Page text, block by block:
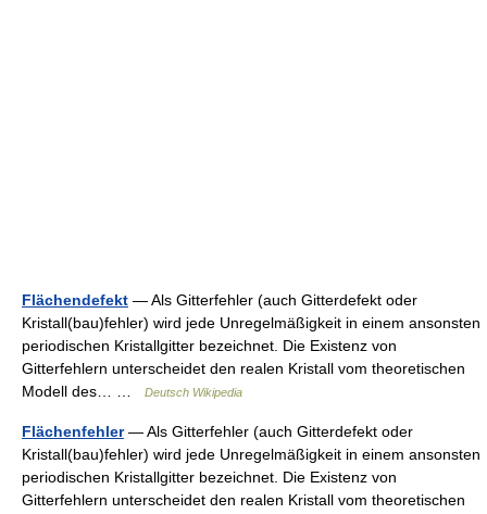
Flächendefekt — Als Gitterfehler (auch Gitterdefekt oder
Kristall(bau)fehler) wird jede Unregelmäßigkeit in einem ansonsten
periodischen Kristallgitter bezeichnet. Die Existenz von
Gitterfehlern unterscheidet den realen Kristall vom theoretischen
Modell des… …
Deutsch Wikipedia
Flächenfehler— Als Gitterfehler (auch Gitterdefekt oder
Kristall(bau)fehler) wird jede Unregelmäßigkeit in einem ansonsten
periodischen Kristallgitter bezeichnet. Die Existenz von
Gitterfehlern unterscheidet den realen Kristall vom theoretischen